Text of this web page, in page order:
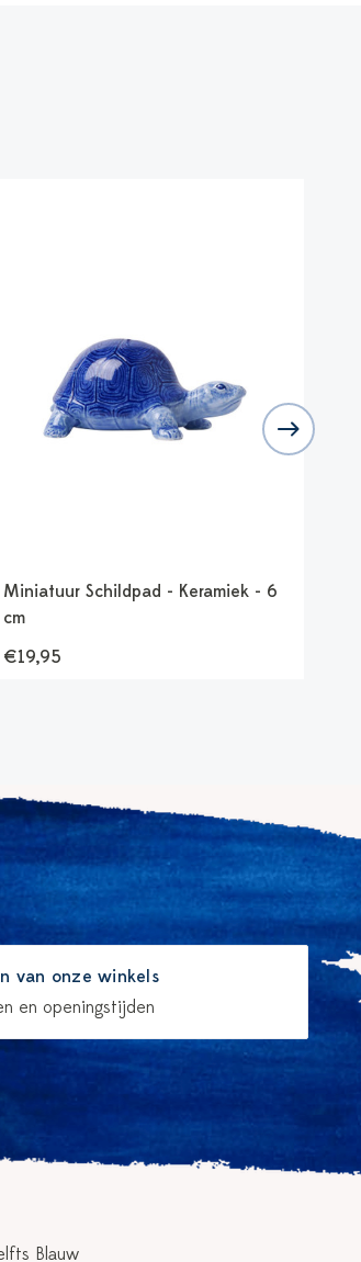
Miniatuur Schildpad - Keramiek - 6
cm
€19,95
van onze winkels
en openingstijden
Blauw